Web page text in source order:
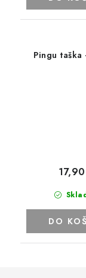
Pingu taška
DO